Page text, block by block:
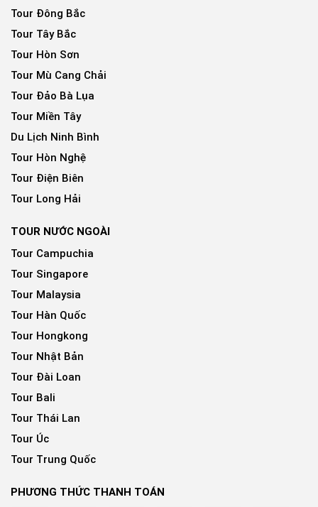
Tour Đông Bắc
Tour Tây Bắc
Tour Hòn Sơn
Tour Mù Cang Chải
Tour Đảo Bà Lụa
Tour Miền Tây
Du Lịch Ninh Bình
Tour Hòn Nghệ
Tour Điện Biên
Tour Long Hải
TOUR NƯỚC NGOÀI
Tour Campuchia
Tour Singapore
Tour Malaysia
Tour Hàn Quốc
Tour Hongkong
Tour Nhật Bản
Tour Đài Loan
Tour Bali
Tour Thái Lan
Tour Úc
Tour Trung Quốc
PHƯƠNG THỨC THANH TOÁN